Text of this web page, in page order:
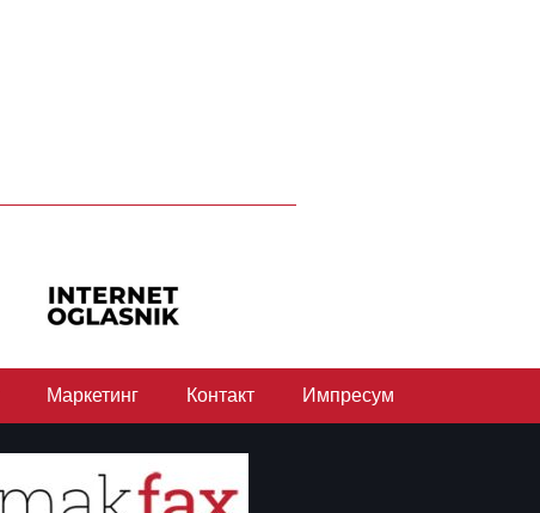
Маркетинг Контакт Импресум